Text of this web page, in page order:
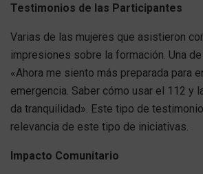
Testimonios de las Participantes
Varias de las mujeres que asistieron
impresiones sobre la formación. Una
«Ahora me siento más preparada para
emergencia. Saber cómo usar el 112 y
da tranquilidad». Este tipo de
relevancia de este tipo de iniciativas.
Impacto Comunitario